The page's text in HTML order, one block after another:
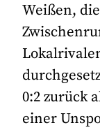
Weißen,
0:2 zurück
einer